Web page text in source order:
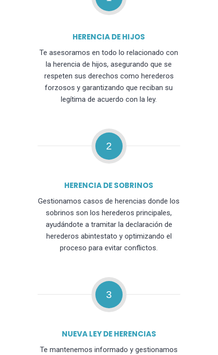
HERENCIA DE HIJOS
Te asesoramos en todo lo relacionado con
la herencia de hijos, asegurando que se
respeten sus derechos como herederos
forzosos y garantizando que reciban su
legítima de acuerdo con la ley.
2
HERENCIA DE SOBRINOS
Gestionamos casos de herencias donde los
sobrinos son los herederos principales,
ayudándote a tramitar la declaración de
herederos abintestato y optimizando el
proceso para evitar conflictos.
3
NUEVA LEY DE HERENCIAS
Te mantenemos informado y gestionamos